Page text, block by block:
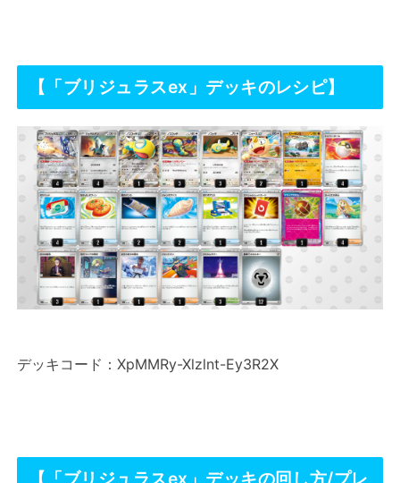
【「ブリジュラスex」デッキのレシピ】
デッキコード：XpMMRy-Xlzlnt-Ey3R2X
【「ブリジュラスex」デッキの回し方/プレ